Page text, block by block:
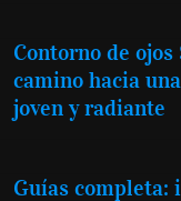
Contorno de
camino hacia
joven y radiante
Guías completa: